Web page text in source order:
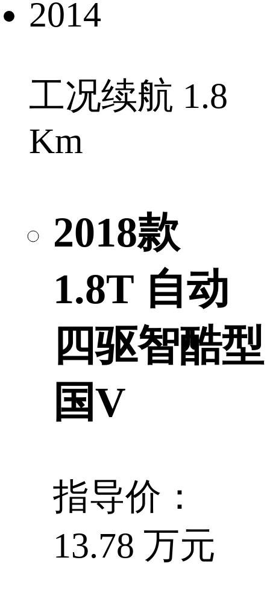
2014
工况续航 1.8
Km
2018款
1.8T 自动
四驱智酷型
国V
指导价：
13.78 万元